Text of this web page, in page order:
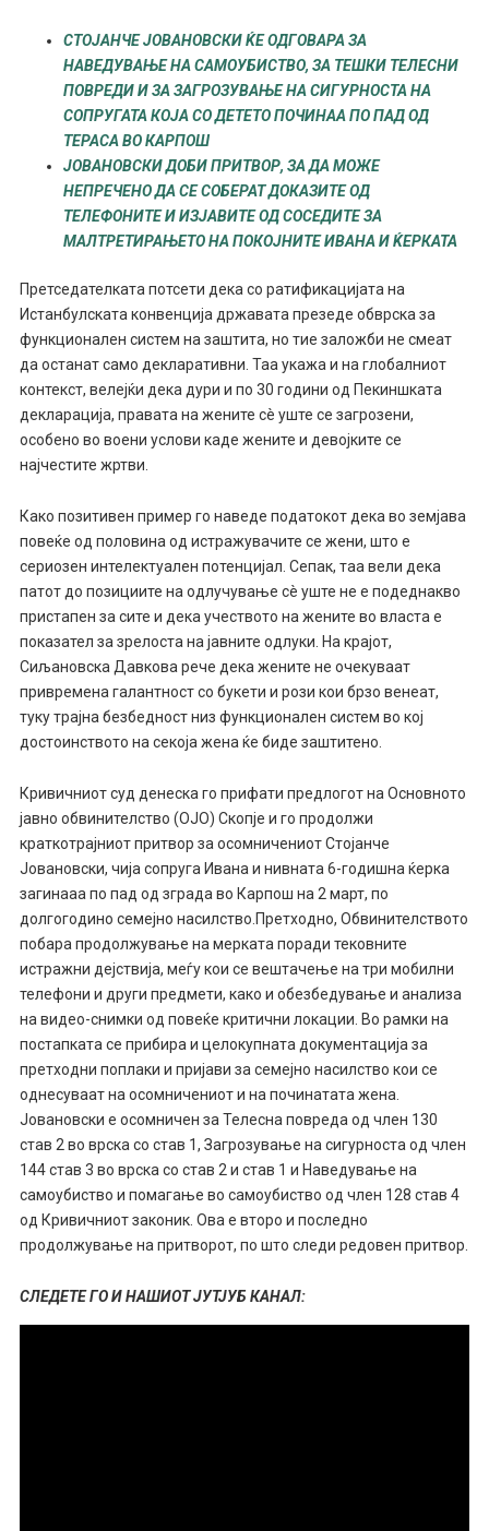
СТОЈАНЧЕ ЈОВАНОВСКИ ЌЕ ОДГОВАРА ЗА
НАВЕДУВАЊЕ НА САМОУБИСТВО, ЗА ТЕШКИ ТЕЛЕСНИ
ПОВРЕДИ И ЗА ЗАГРОЗУВАЊЕ НА СИГУРНОСТА НА
СОПРУГАТА КОЈА СО ДЕТЕТО ПОЧИНАА ПО ПАД ОД
ТЕРАСА ВО КАРПОШ
ЈОВАНОВСКИ ДОБИ ПРИТВОР, ЗА ДА МОЖЕ
НЕПРЕЧЕНО ДА СЕ СОБЕРАТ ДОКАЗИТЕ ОД
ТЕЛЕФОНИTE И ИЗЈАВИТЕ ОД СОСЕДИТЕ ЗА
МАЛТРЕТИРАЊЕТО НА ПОКОЈНИТЕ ИВАНА И ЌЕРКATA
Претседателката потсети дека со ратификацијата на
Истанбулската конвенција државата презеде обврска за
функционален систем на заштита, но тие заложби не смеат
да останат само декларативни. Таа укажа и на глобалниот
контекст, велејќи дека дури и по 30 години од Пекиншката
декларација, правата на жените сè уште се загрозени,
особено во воени услови каде жените и девојките се
најчестите жртви.
Како позитивен пример го наведе податокот дека во земјава
повеќе од половина од истражувачите се жени, што е
сериозен интелектуален потенцијал. Сепак, таа вели дека
патот до позициите на одлучување сè уште не е подеднакво
пристапен за сите и дека учеството на жените во власта е
показател за зрелоста на јавните одлуки. На крајот,
Сиљановска Давкова рече дека жените не очекуваат
привремена галантност со букети и рози кои брзо венеат,
туку трајна безбедност низ функционален систем во кој
достоинството на секоја жена ќе биде заштитено.
Кривичниот суд денеска го прифати предлогот на Основното
јавно обвинителство (ОЈО) Скопје и го продолжи
краткотрајниот притвор за осомничениот Стојанче
Јовановски, чија сопруга Ивана и нивната 6-годишна ќерка
загинааа по пад од зграда во Карпош на 2 март, по
долгогодино семејно насилство.Претходно, Обвинителството
побара продолжување на мерката поради тековните
истражни дејствија, меѓу кои се вештачење на три мобилни
телефони и други предмети, како и обезбедување и анализа
на видео-снимки од повеќе критични локации. Во рамки на
постапката се прибира и целокупната документација за
претходни поплаки и пријави за семејно насилство кои се
однесуваат на осомничениот и на починатата жена.
Јовановски е осомничен за Телесна повреда од член 130
став 2 во врска со став 1, Загрозување на сигурноста од член
144 став 3 во врска со став 2 и став 1 и Наведување на
самоубиство и помагање во самоубиство од член 128 став 4
од Кривичниот законик. Ова е второ и последно
продолжување на притворот, по што следи редовен притвор.
СЛЕДЕТЕ ГО И НАШИОТ ЈУТЈУБ КАНАЛ: